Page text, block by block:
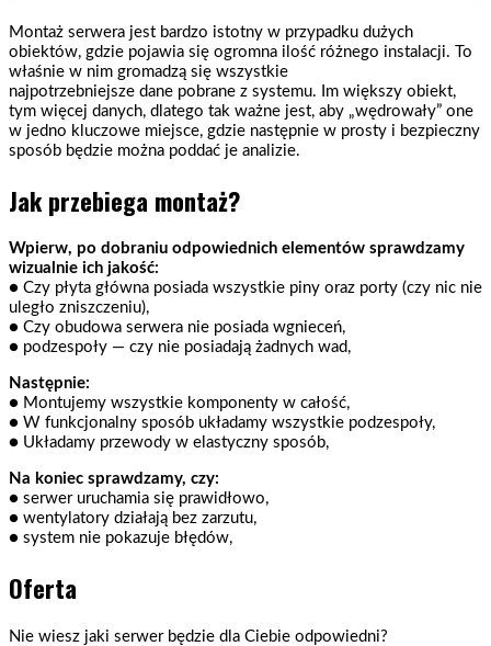
Montaż serwera jest bardzo istotny w przypadku dużych
obiektów, gdzie pojawia się ogromna ilość różnego instalacji. To
właśnie w nim gromadzą się wszystkie
najpotrzebniejsze dane pobrane z systemu. Im większy obiekt,
tym więcej danych, dlatego tak ważne jest, aby „wędrowały” one
w jedno kluczowe miejsce, gdzie następnie w prosty i bezpieczny
sposób będzie można poddać je analizie.
Jak przebiega montaż?
Wpierw, po dobraniu odpowiednich elementów sprawdzamy
wizualnie ich jakość:
● Czy płyta główna posiada wszystkie piny oraz porty (czy nic nie
uległo zniszczeniu),
● Czy obudowa serwera nie posiada wgnieceń,
● podzespoły — czy nie posiadają żadnych wad,
Następnie:
● Montujemy wszystkie komponenty w całość,
● W funkcjonalny sposób układamy wszystkie podzespoły,
● Układamy przewody w elastyczny sposób,
Na koniec sprawdzamy, czy:
● serwer uruchamia się prawidłowo,
● wentylatory działają bez zarzutu,
● system nie pokazuje błędów,
Oferta
Nie wiesz jaki serwer będzie dla Ciebie odpowiedni?